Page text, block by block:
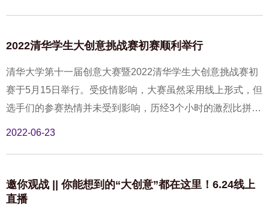
2022清华学生大创意挑战赛初赛顺利举行
清华大学第十一届创意大赛暨2022清华学生大创意挑战赛初
赛于5月15日举行。受疫情影响，大赛虽然采用线上形式，但
选手们的参赛热情并未受到影响，历经3个小时的激烈比拼，
2022-06-23
邀你观战 || 你能想到的“大创意”都在这里！6.24线上
直播